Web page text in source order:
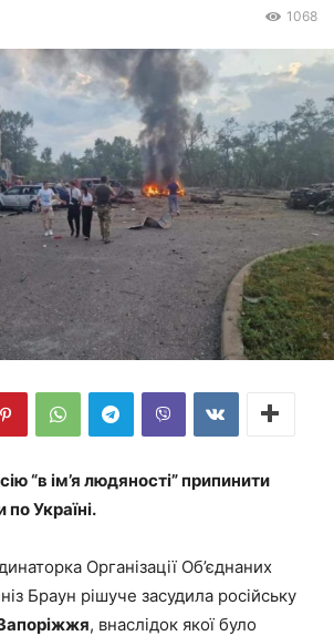
1068
“в ім’я людяності” припинити
по Україні.
Організації Об’єднаних
Браун рішуче засудила російську
, внаслідок якої було